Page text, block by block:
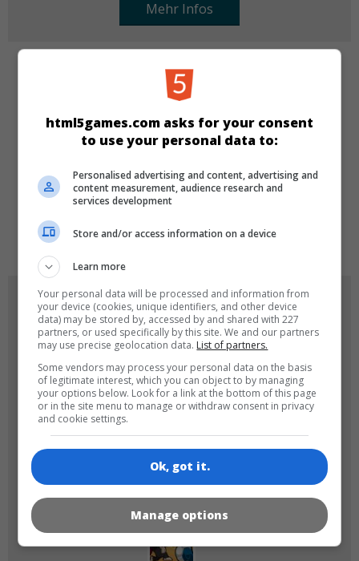
Mehr Infos
KATEGORIEN
Jump & Run Beste
SPRACHEN
de tr en
SPIEL-ICONS
180x180 120x120
html5games.com asks for your consent
to use your personal data to:
Personalised advertising and content, advertising and
content measurement, audience research and
services development
Store and/or access information on a device
Learn more
Your personal data will be processed and information from
your device (cookies, unique identifiers, and other device
data) may be stored by, accessed by and shared with 227
partners, or used specifically by this site. We and our partners
may use precise geolocation data. List of partners.
Some vendors may process your personal data on the basis
of legitimate interest, which you can object to by managing
your options below. Look for a link at the bottom of this page
or in the site menu to manage or withdraw consent in privacy
and cookie settings.
Ok, got it.
Manage options